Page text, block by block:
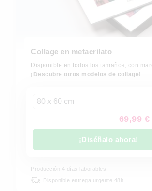
Collage en metacrilato
Disponible en todos los tamaños, con
¡Descubre otros modelos de collage!
80 x 60 cm
69,99 €
¡Diséñalo ahora!
Producción 4 días laborables
Disponible entrega urgente 48h